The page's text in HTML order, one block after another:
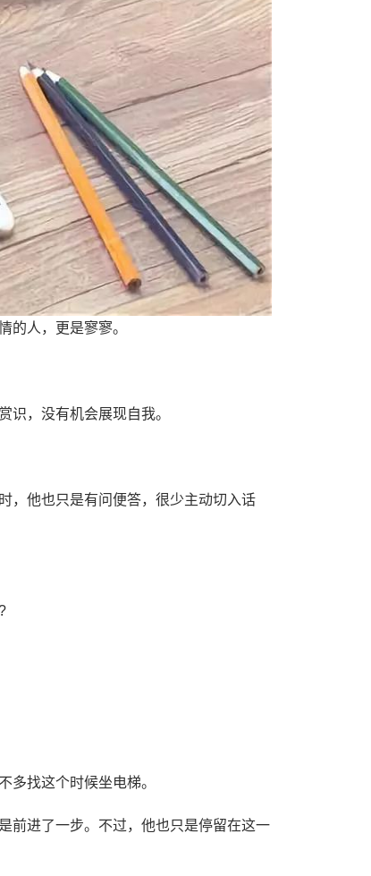
人，更是寥寥。
识，没有机会展现自我。
，他也只是有问便答，很少主动切入话
多找这个时候坐电梯。
前进了一步。不过，他也只是停留在这一